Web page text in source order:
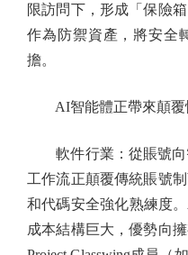
限訪問下，形成「保險
作為防禦資產，將安全
擔。
AI智能體正帶來顛覆
軟件行業：從賬號向
工作流正顛覆傳統賬號
和代碼安全強化熟練度
成本結構巨大，優勢向